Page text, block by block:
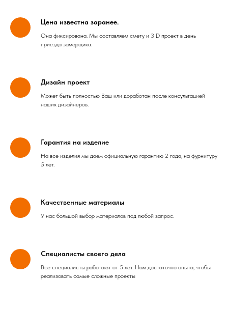
Цена известна заранее.
Она фиксирована. Мы составляем смету и 3 D проект в день
приезда замерщика.
Дизайн проект
Может быть полностью Ваш или доработан после консультацией
наших дизайнеров.
Гарантия на изделие
На все изделия мы даем официальную гарантию 2 года, на фурнитуру
5 лет.
Качественные материалы
У нас большой выбор материалов под любой запрос.
Специалисты своего дела
Все специалисты работают от 5 лет. Нам достаточно опыта, чтобы
реализовать самые сложные проекты